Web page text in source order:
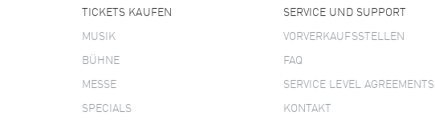
TICKETS KAUFEN
MUSIK
BÜHNE
MESSE
SPECIALS
SERVICE UND SUPPORT
VORVERKAUFSSTELLEN
FAQ
SERVICE LEVEL AGREEMENTS
KONTAKT